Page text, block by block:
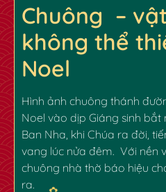
Chuông –
không thể
Noel
Hình ảnh chuông thánh
Noel vào dịp Giáng sinh
Ban Nha, khi Chúa ra đời,
vang lúc nửa đêm. Với nền
chuông nhà thờ báo hiệu
ra.
✿
✿